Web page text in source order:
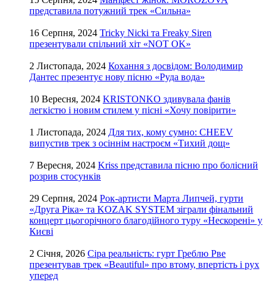
представила потужний трек «Сильна»
16 Серпня, 2024 Tricky Nicki та Freaky Siren
презентували спільний хіт «NOT OK»
2 Листопада, 2024 Кохання з досвідом: Володимир
Дантес презентує нову пісню «Руда вода»
10 Вересня, 2024 KRISTONKO здивувала фанів
легкістю і новим стилем у пісні «Хочу повірити»
1 Листопада, 2024 Для тих, кому сумно: CHEEV
випустив трек з осіннім настроєм «Тихий дощ»
7 Вересня, 2024 Kriss представила пісню про болісний
розрив стосунків
29 Серпня, 2024 Рок-артисти Марта Липчей, гурти
«Друга Ріка» та KOZAK SYSTEM зіграли фінальний
концерт цьогорічного благодійного туру «Нескорені» у
Києві
2 Січня, 2026 Сіра реальність: гурт Греблю Рве
презентував трек «Beautiful» про втому, впертість і рух
уперед